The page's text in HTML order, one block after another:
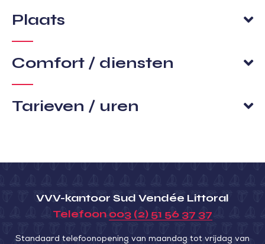
Plaats
Comfort / diensten
Tarieven / uren
VVV-kantoor Sud Vendée Littoral
Telefoon 003 (2) 51 56 37 37
Standaard telefoonopening van maandag tot vrijdag van